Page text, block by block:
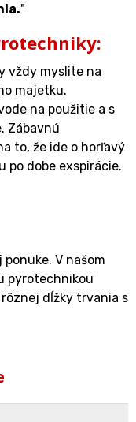
"
vždy myslite na
majetku.
na použitie a s
Zábavnú
to, že ide o horľavý
po dobe exspirácie.
ponuke. V našom
pyrotechnikou
dĺžky trvania s